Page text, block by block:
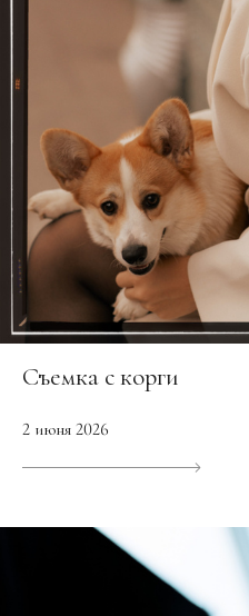
Съемка с корги
2 июня 2026